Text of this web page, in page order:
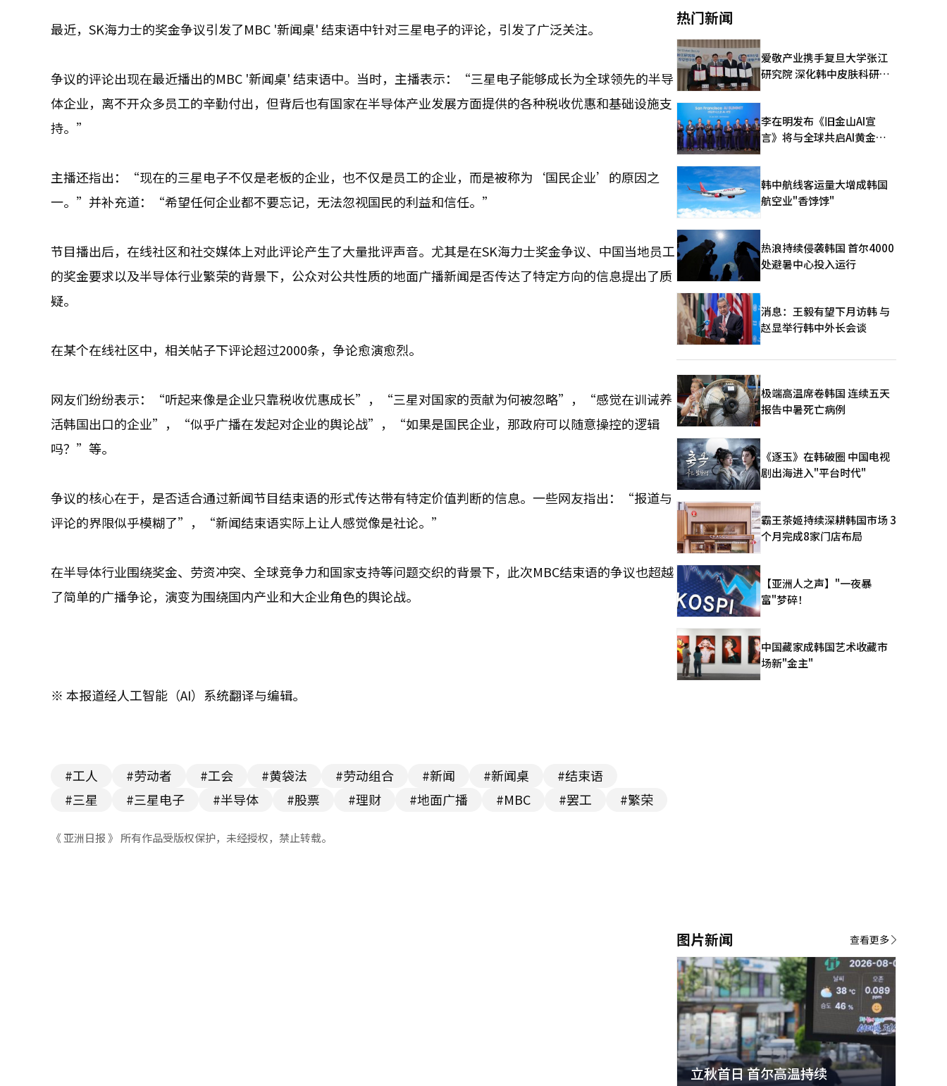
最近，SK海力士的奖金争议引发了MBC '新闻桌' 结束语中针对三星电子的评论，引发了广泛关注。
争议的评论出现在最近播出的MBC '新闻桌' 结束语中。当时，主播表示：“三星电子能够成长为全球领先的半导
体企业，离不开众多员工的辛勤付出，但背后也有国家在半导体产业发展方面提供的各种税收优惠和基础设施支
持。”
主播还指出：“现在的三星电子不仅是老板的企业，也不仅是员工的企业，而是被称为‘国民企业’的原因之
一。”并补充道：“希望任何企业都不要忘记，无法忽视国民的利益和信任。”
节目播出后，在线社区和社交媒体上对此评论产生了大量批评声音。尤其是在SK海力士奖金争议、中国当地员工
的奖金要求以及半导体行业繁荣的背景下，公众对公共性质的地面广播新闻是否传达了特定方向的信息提出了质
疑。
在某个在线社区中，相关帖子下评论超过2000条，争论愈演愈烈。
网友们纷纷表示：“听起来像是企业只靠税收优惠成长”，“三星对国家的贡献为何被忽略”，“感觉在训诫养
活韩国出口的企业”，“似乎广播在发起对企业的舆论战”，“如果是国民企业，那政府可以随意操控的逻辑
吗？”等。
争议的核心在于，是否适合通过新闻节目结束语的形式传达带有特定价值判断的信息。一些网友指出：“报道与
评论的界限似乎模糊了”，“新闻结束语实际上让人感觉像是社论。”
在半导体行业围绕奖金、劳资冲突、全球竞争力和国家支持等问题交织的背景下，此次MBC结束语的争议也超越
了简单的广播争论，演变为围绕国内产业和大企业角色的舆论战。
※ 本报道经人工智能（AI）系统翻译与编辑。
#工人 #劳动者 #工会 #黄袋法 #劳动组合 #新闻 #新闻桌
#结束语
#三星
#三星电子 #半导体 #股票 #理财 #地面广播 #MBC #罢工 #繁荣
《 亚洲日报 》 所有作品受版权保护，未经授权，禁止转载。
热门新闻
爱敬产业携手复旦大学张江
研究院 深化韩中皮肤科研合
李在明发布《旧金山AI宣
言》将与全球共启AI黄金时
韩中航线客运量大增成韩国
航空业"香饽饽"
热浪持续侵袭韩国 首尔4000
处避暑中心投入运行
消息：王毅有望下月访韩 与
赵显举行韩中外长会谈
极端高温席卷韩国 连续五天
报告中暑死亡病例
《逐玉》在韩破圈 中国电视
剧出海进入"平台时代"
霸王茶姬持续深耕韩国市场 3
个月完成8家门店布局
【亚洲人之声】"一夜暴
富"梦碎！
中国藏家成韩国艺术收藏市
场新"金主"
图片新闻
立秋首日 首尔高温持续
查看更多